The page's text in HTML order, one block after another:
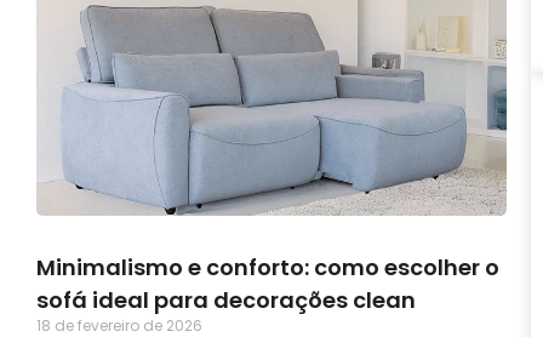
Minimalismo e conforto: como escolher o
sofá ideal para decorações clean
18 de fevereiro de 2026